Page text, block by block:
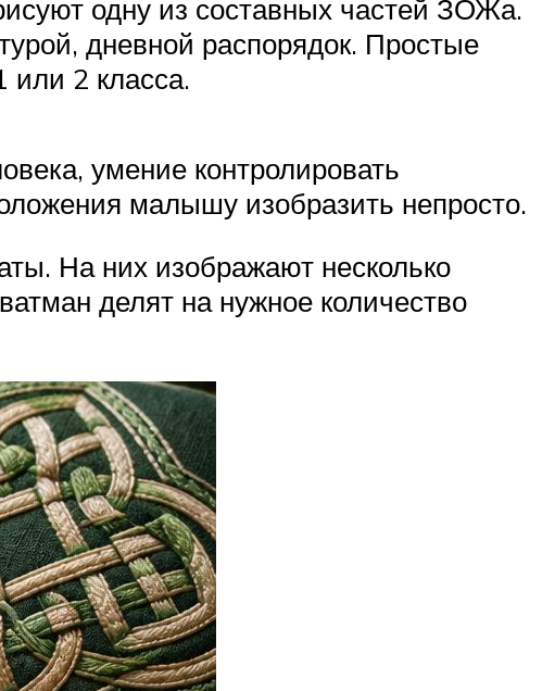
одну из составных частей ЗОЖа.
дневной распорядок. Простые
или 2 класса.
умение контролировать
малышу изобразить непросто.
На них изображают несколько
делят на нужное количество